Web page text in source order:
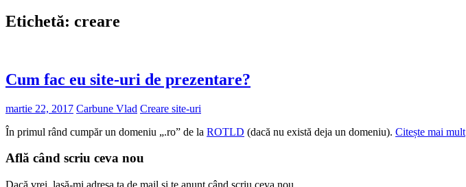
Etichetă: creare
Cum fac eu site-uri de prezentare?
martie 22, 2017 Carbune Vlad Creare site-uri
În primul rând cumpăr un domeniu „.ro” de la ROTLD (dacă nu există deja un domeniu). Citește mai mult
Află când scriu ceva nou
Dacă vrei, lasă-mi adresa ta de mail și te anunț când scriu ceva nou